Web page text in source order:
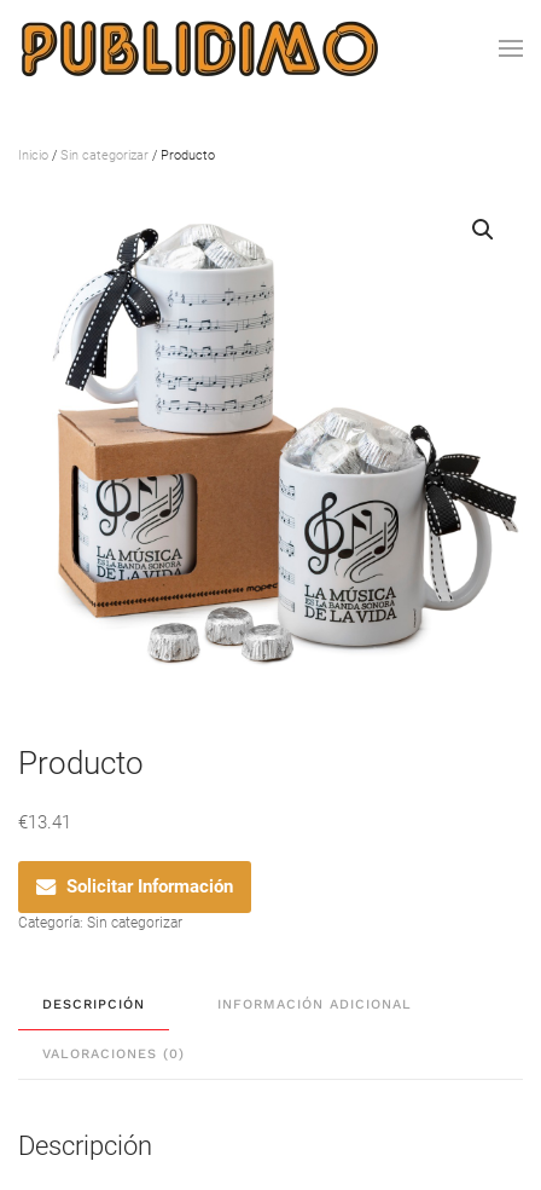
Inicio / Sin categorizar / Producto
Producto
€13.41
Solicitar Información
Categoría: Sin categorizar
DESCRIPCIÓN INFORMACIÓN ADICIONAL
VALORACIONES (0)
Descripción